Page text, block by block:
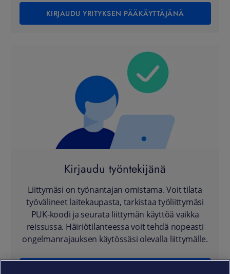
KIRJAUDU YRITYKSEN PÄÄKÄYTTÄJÄNÄ
Kirjaudu työntekijänä
Liittymäsi on työnantajan omistama. Voit tilata
työvälineet laitekaupasta, tarkistaa työliittymäsi
PUK-koodi ja seurata liittymän käyttöä vaikka
reissussa. Häiriötilanteessa voit tehdä nopeasti
ongelmanrajauksen käytössäsi olevalla liittymälle.